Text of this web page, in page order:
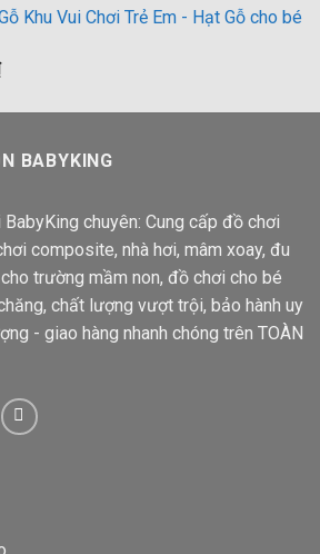
Khu Vui Chơi Trẻ Em - Hạt Gỗ cho bé
BABYKING
chuyên: Cung cấp đồ chơi
composite, nhà hơi, mâm xoay, đu
trường mầm non, đồ chơi cho bé
chất lượng vượt trội, bảo hành uy
- giao hàng nhanh chóng trên TOÀN